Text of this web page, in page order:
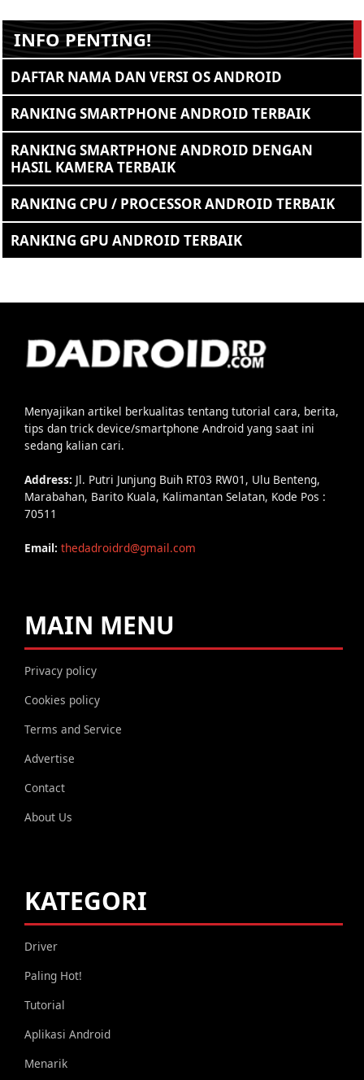
INFO PENTING!
DAFTAR NAMA DAN VERSI OS ANDROID
RANKING SMARTPHONE ANDROID TERBAIK
RANKING SMARTPHONE ANDROID DENGAN
HASIL KAMERA TERBAIK
RANKING CPU / PROCESSOR ANDROID TERBAIK
RANKING GPU ANDROID TERBAIK
Menyajikan artikel berkualitas tentang tutorial cara, berita,
tips dan trick device/smartphone Android yang saat ini
sedang kalian cari.
Address: Jl. Putri Junjung Buih RT03 RW01, Ulu Benteng,
Marabahan, Barito Kuala, Kalimantan Selatan, Kode Pos :
70511
Email: thedadroidrd@gmail.com
MAIN MENU
Privacy policy
Cookies policy
Terms and Service
Advertise
Contact
About Us
KATEGORI
Driver
Paling Hot!
Tutorial
Aplikasi Android
Menarik